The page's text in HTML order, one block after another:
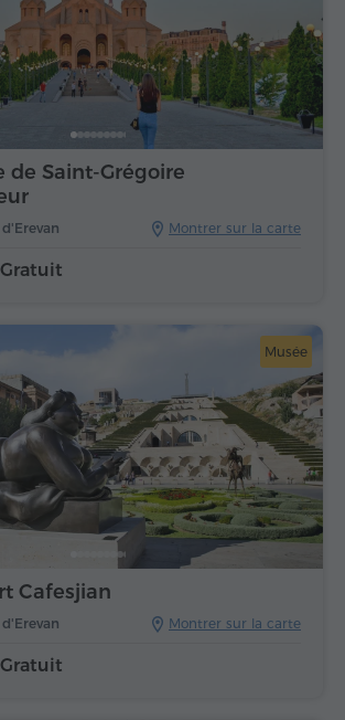
Montrer sur la carte
de Saint-Grégoire
Gratuit
Musée
Montrer sur la carte
Cafesjian
Gratuit